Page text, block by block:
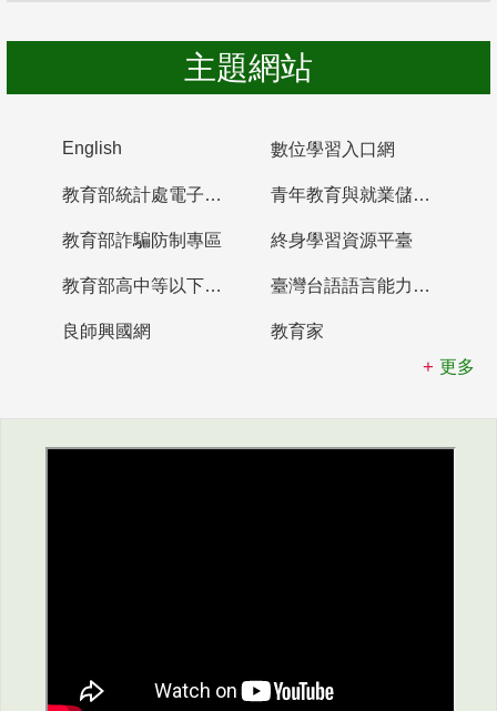
主題網站
English 數位學習入口網
教育部統計處電子書櫃 青年教育與就業儲蓄帳戶
教育部詐騙防制專區 終身學習資源平臺
教育部高中等以下學校及幼兒園教師資格檢定考試 臺灣台語語言能力認證網站
良師興國網
教育家
更多